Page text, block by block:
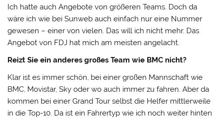
Ich hatte auch Angebote von größeren Teams. Doch da
wäre ich wie bei Sunweb auch einfach nur eine Nummer
gewesen – einer von vielen. Das will ich nicht mehr. Das
Angebot von FDJ hat mich am meisten angelacht.
Reizt Sie ein anderes großes Team wie BMC nicht?
Klar ist es immer schön, bei einer großen Mannschaft wie
BMC, Movistar, Sky oder wo auch immer zu fahren. Aber da
kommen bei einer Grand Tour selbst die Helfer mittlerweile
in die Top-10. Da ist ein Fahrertyp wie ich noch weiter hinten